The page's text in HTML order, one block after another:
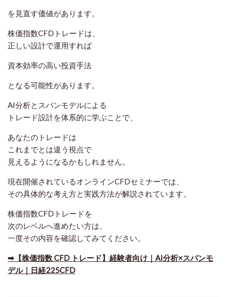
を見直す価値があります。
株価指数CFDトレードは、
正しい設計で運用すれば
資本効率の高い投資手法
となる可能性があります。
AI分析とスパンモデルによる
トレード設計を体系的に学ぶことで、
あなたのトレードは
これまでとは違う視点で
見えるようになるかもしれません。
現在開催されているオンラインCFDセミナーでは、
その具体的な考え方と実践方法が解説されています。
株価指数CFDトレードを
次のレベルへ進めたい方は、
一度その内容を確認してみてください。
➡ 【株価指数 CFD トレード】経験者向け｜AI分析×スパンモ
デル｜日経225CFD